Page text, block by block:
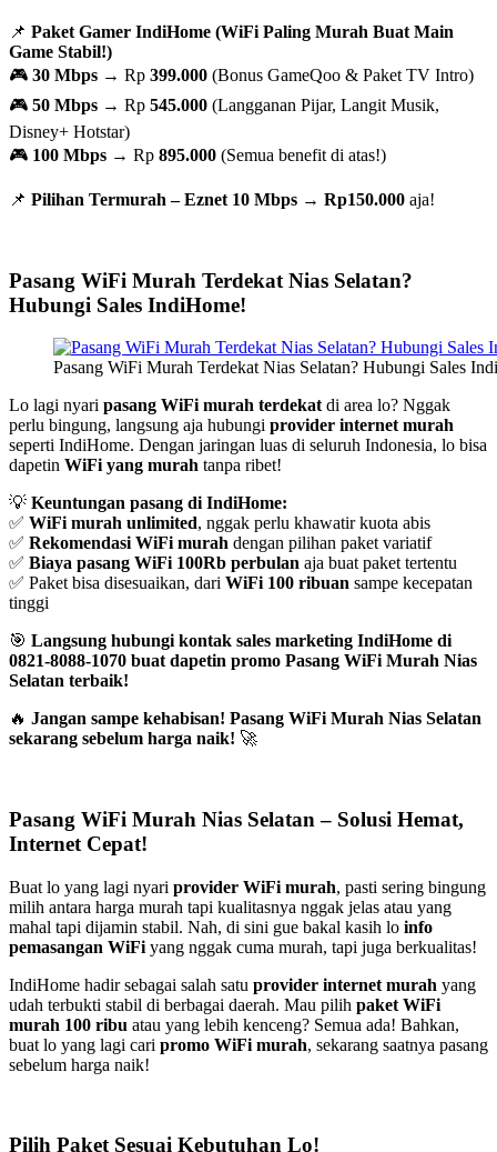
📌 Paket Gamer IndiHome (WiFi Paling Murah Buat Main
Game Stabil!)
🎮 30 Mbps → Rp 399.000 (Bonus GameQoo & Paket TV Intro)
🎮 50 Mbps → Rp 545.000 (Langganan Pijar, Langit Musik,
Disney+ Hotstar)
🎮 100 Mbps → Rp 895.000 (Semua benefit di atas!)
📌 Pilihan Termurah – Eznet 10 Mbps → Rp150.000 aja!
Pasang WiFi Murah Terdekat Nias Selatan?
Hubungi Sales IndiHome!
Pasang WiFi Murah Terdekat Nias Selatan? Hubungi Sales
Lo lagi nyari pasang WiFi murah terdekat di area lo? Nggak
perlu bingung, langsung aja hubungi provider internet murah
seperti IndiHome. Dengan jaringan luas di seluruh Indonesia, lo bisa
dapetin WiFi yang murah tanpa ribet!
💡 Keuntungan pasang di IndiHome:
✅ WiFi murah unlimited, nggak perlu khawatir kuota abis
✅ Rekomendasi WiFi murah dengan pilihan paket variatif
✅ Biaya pasang WiFi 100Rb perbulan aja buat paket tertentu
✅ Paket bisa disesuaikan, dari WiFi 100 ribuan sampe kecepatan
tinggi
🎯 Langsung hubungi kontak sales marketing IndiHome di
0821-8088-1070 buat dapetin promo Pasang WiFi Murah Nias
Selatan terbaik!
🔥 Jangan sampe kehabisan! Pasang WiFi Murah Nias Selatan
sekarang sebelum harga naik! 🚀
Pasang WiFi Murah Nias Selatan – Solusi Hemat,
Internet Cepat!
Buat lo yang lagi nyari provider WiFi murah, pasti sering bingung
milih antara harga murah tapi kualitasnya nggak jelas atau yang
mahal tapi dijamin stabil. Nah, di sini gue bakal kasih lo info
pemasangan WiFi yang nggak cuma murah, tapi juga berkualitas!
IndiHome hadir sebagai salah satu provider internet murah yang
udah terbukti stabil di berbagai daerah. Mau pilih paket WiFi
murah 100 ribu atau yang lebih kenceng? Semua ada! Bahkan,
buat lo yang lagi cari promo WiFi murah, sekarang saatnya pasang
sebelum harga naik!
Pilih Paket Sesuai Kebutuhan Lo!